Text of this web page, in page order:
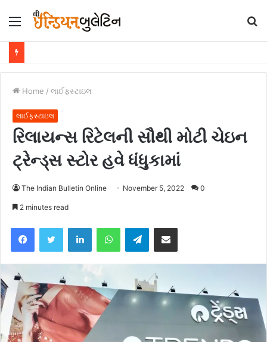
Menu
Home / લાઈફસ્ટાઇલ
લાઈફસ્ટાઇલ
રિલાયન્સ રિટેલની સૌથી મોટી ચેઇન
ટ્રેન્ડ્સ સ્ટોર હવે ધંધુકામાં
The Indian Bulletin Online November 5, 2022 0
2 minutes read
Telegram